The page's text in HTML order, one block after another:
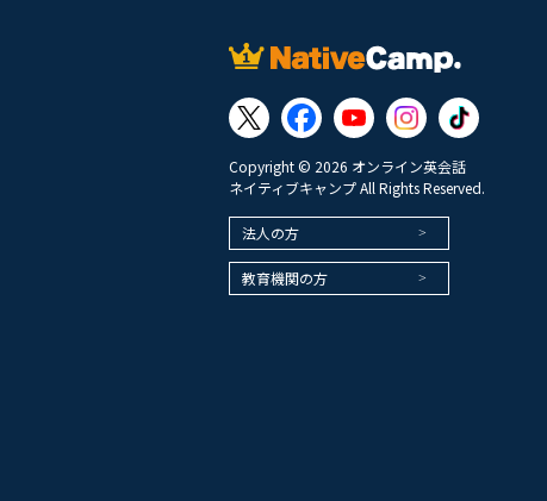
Copyright © 2026 オンライン英会話
ネイティブキャンプ All Rights Reserved.
法人の方
教育機関の方